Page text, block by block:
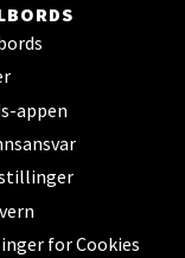
appen
for Cookies
Strømmen